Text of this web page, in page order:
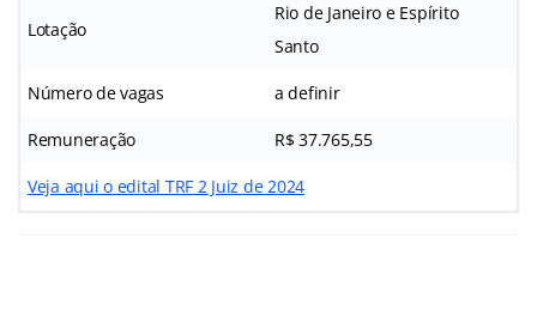
Lotação
Rio de Janeiro e Espírito
Santo
Número de vagas a definir
Remuneração R$ 37.765,55
Veja aqui o edital TRF 2 Juiz de 2024